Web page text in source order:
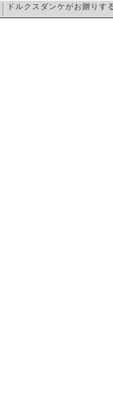
ドルクスダンケがお贈り